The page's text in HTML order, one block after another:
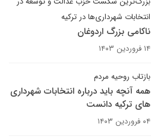
انتخابات شهرداری‌ها در ترکیه
ناکامی بزرگ اردوغان
۱۴ فروردین ۱۴۰۳
بازتاب روحیه مردم
همه آنچه باید درباره انتخابات شهرداری
های ترکیه دانست
۰۴ فروردین ۱۴۰۳